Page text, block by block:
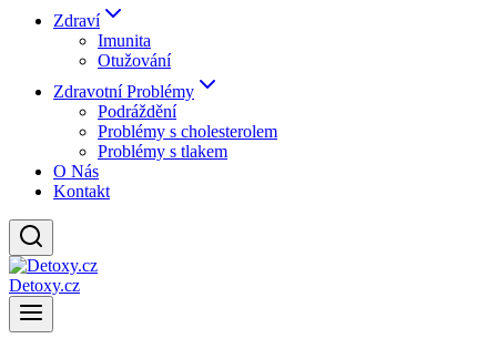
Zdraví
Imunita
Otužování
Zdravotní Problémy
Podráždění
Problémy s cholesterolem
Problémy s tlakem
O Nás
Kontakt
Detoxy.cz